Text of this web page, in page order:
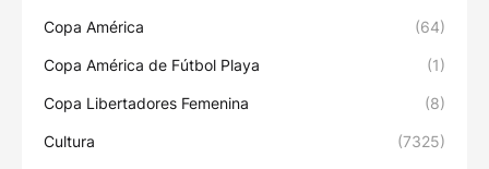
Copa América (64)
Copa América de Fútbol Playa (1)
Copa Libertadores Femenina (8)
Cultura (7325)